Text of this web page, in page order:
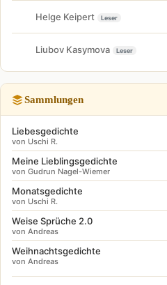
Helge Keipert Leser
Liubov Kasymova Leser
Sammlungen
Liebesgedichte
von Uschi R.
Meine Lieblingsgedichte
von Gudrun Nagel-Wiemer
Monatsgedichte
von Uschi R.
Weise Sprüche 2.0
von Andreas
Weihnachtsgedichte
von Andreas